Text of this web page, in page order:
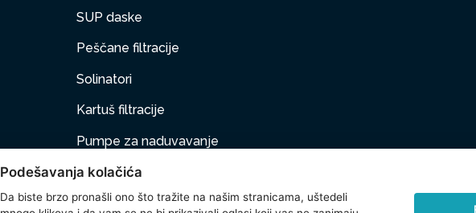
SUP daske
Peščane filtracije
Solinatori
Kartuš filtracije
Pumpe za naduvavanje
Nameštaj na naduvavanje
Kućni ljubimci
Podešavanja kolačića
Da biste brzo pronašli ono što tražite na našim stranicama, uštedeli